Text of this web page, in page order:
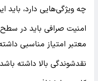
چه ویژگی‌هایی دارد، باید
امنیت صرافی باید در سطح
معتبر امتیاز مناسبی
نقدشوندگی بالا داشته